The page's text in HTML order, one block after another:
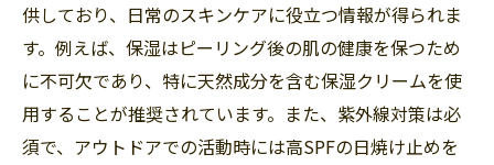
供しており、日常のスキンケアに役立つ情報が得られま
す。例えば、保湿はピーリング後の肌の健康を保つため
に不可欠であり、特に天然成分を含む保湿クリームを使
用することが推奨されています。また、紫外線対策は必
須で、アウトドアでの活動時には高SPFの日焼け止めを